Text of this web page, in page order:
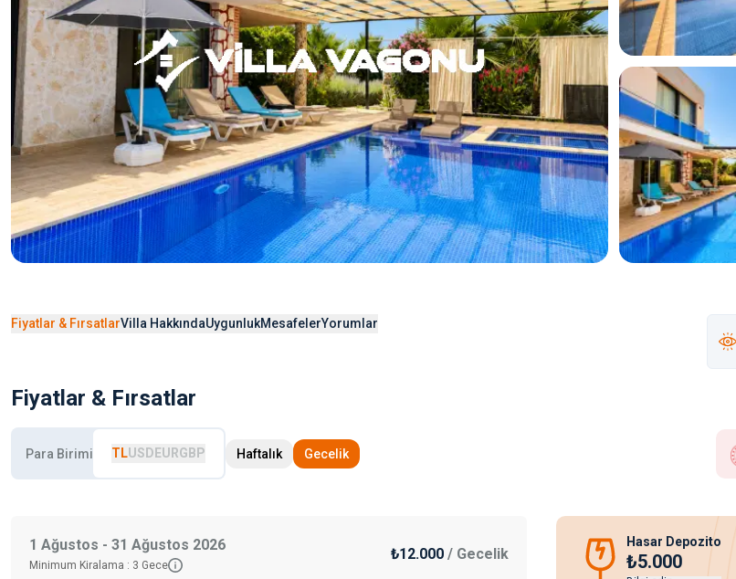
Fiyatlar & FırsatlarVilla HakkındaUygunlukMesafelerYorumlar
Fiyatlar & Fırsatlar
Para Birimi TLUSD EURGBP Haftalık Gecelik
1 Ağustos - 31 Ağustos 2026
Minimum Kiralama : 3 Gece
₺12.000 / Gecelik
Hasar Depozito
₺5.000